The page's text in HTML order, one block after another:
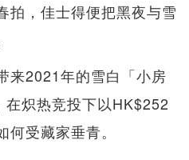
拍，佳士得便把黑夜与雪
来2021年的雪白「小房
炽热竞投下以HK$252
受藏家垂青。